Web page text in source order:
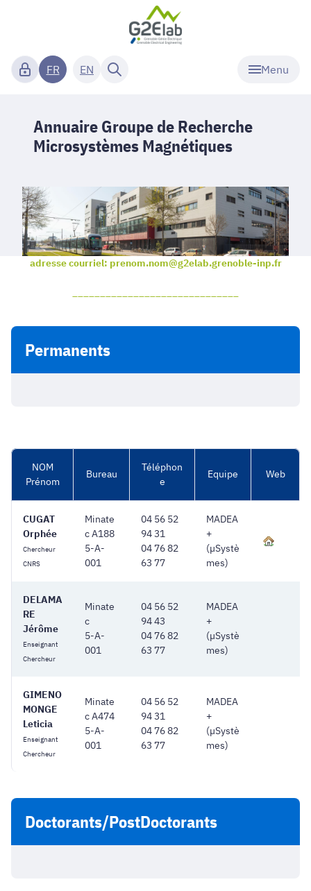
Menu
FR EN
Annuaire Groupe de Recherche
Microsystèmes Magnétiques
adresse courriel: prenom.nom@g2elab.grenoble-inp.fr
Permanents
NOM
Prénom
Bureau
Téléphon
e
Equipe Web
CUGAT
Orphée
Chercheur
CNRS
Minate
c A188
5-A-
001
04 56 52
94 31
04 76 82
63 77
MADEA
+
(µSystè
mes)
DELAMA
RE
Jérôme
Enseignant
Chercheur
Minate
c
5-A-
001
04 56 52
94 43
04 76 82
63 77
MADEA
+
(µSystè
mes)
GIMENO
MONGE
Leticia
Enseignant
Chercheur
Minate
c A474
5-A-
001
04 56 52
94 31
04 76 82
63 77
MADEA
+
(µSystè
mes)
Doctorants/PostDoctorants